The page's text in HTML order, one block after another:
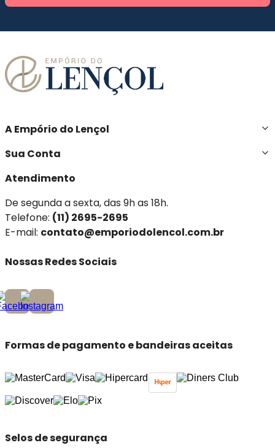
A Empório do Lençol
Sua Conta
Atendimento
De segunda a sexta, das 9h as 18h.
Telefone: (11) 2695-2695
E-mail: contato@emporiodolencol.com.br
Nossas Redes Sociais
Formas de pagamento e bandeiras aceitas
Selos de segurança